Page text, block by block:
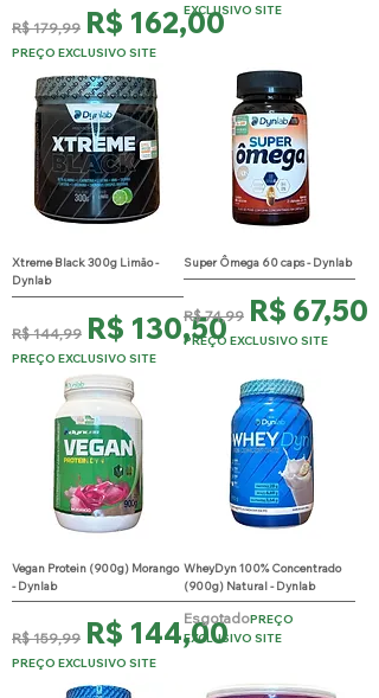
Preço normal
R$ 179,99 Preço promocional
R$ 162,00
PREÇO EXCLUSIVO SITE
EXCLUSIVO SITE
Xtreme Black 300g Limão -
Dynlab
Preço normal
R$ 144,99 Preço promocional
R$ 130,50
PREÇO EXCLUSIVO SITE
Super Ômega 60 caps - Dynlab
Preço normal
R$ 74,99 Preço
R$ 67,50
PREÇO EXCLUSIVO SITE
Vegan Protein (900g) Morango
- Dynlab
Preço normal
R$ 159,99 Preço promocional
R$ 144,00
PREÇO EXCLUSIVO SITE
WheyDyn 100% Concentrado
(900g) Natural - Dynlab
EsgotadoPREÇO
EXCLUSIVO SITE